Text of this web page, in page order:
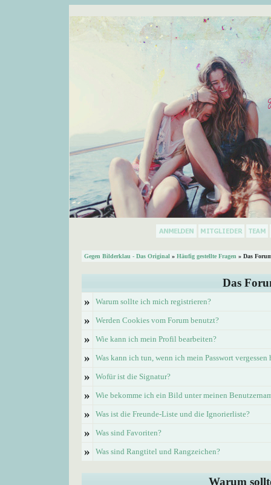
Gegen Bilderklau - Das Original » Häufig gestellte Fragen » Das
Das
»
Warum sollte ich mich registrieren?
» Werden Cookies vom Forum benutzt?
» Wie kann ich mein Profil bearbeiten?
» Was kann ich tun, wenn ich mein Passwort vergessen
» Wofür ist die Signatur?
» Wie bekomme ich ein Bild unter meinen
» Was ist die Freunde-Liste und die Ignorierliste?
» Was sind Favoriten?
» Was sind Rangtitel und Rangzeichen?
Warum